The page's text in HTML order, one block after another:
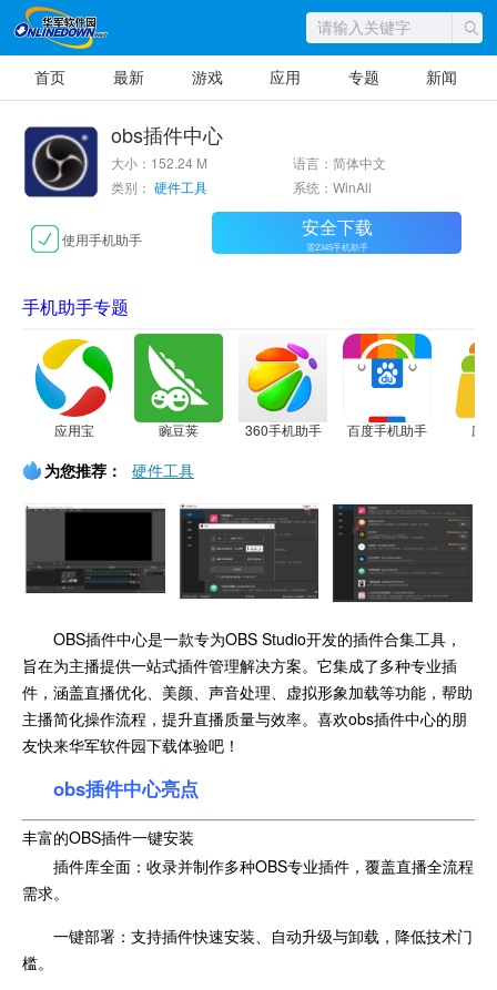
首页 最新 游戏 应用 专题 新闻
obs插件中心
大小：152.24 M
语言：简体中文
类别： 硬件工具 系统：WinAll
使用手机助手 安全下载
需2345手机助手
手机助手专题
应用宝 豌豆荚 360手机助手 百度手机助手 应
为您推荐： 硬件工具
OBS插件中心是一款专为OBS Studio开发的插件合集工具，
旨在为主播提供一站式插件管理解决方案。它集成了多种专业插
件，涵盖直播优化、美颜、声音处理、虚拟形象加载等功能，帮助
主播简化操作流程，提升直播质量与效率。喜欢obs插件中心的朋
友快来华军软件园下载体验吧！
obs插件中心亮点
丰富的OBS插件一键安装
插件库全面：收录并制作多种OBS专业插件，覆盖直播全流程
需求。
一键部署：支持插件快速安装、自动升级与卸载，降低技术门
槛。